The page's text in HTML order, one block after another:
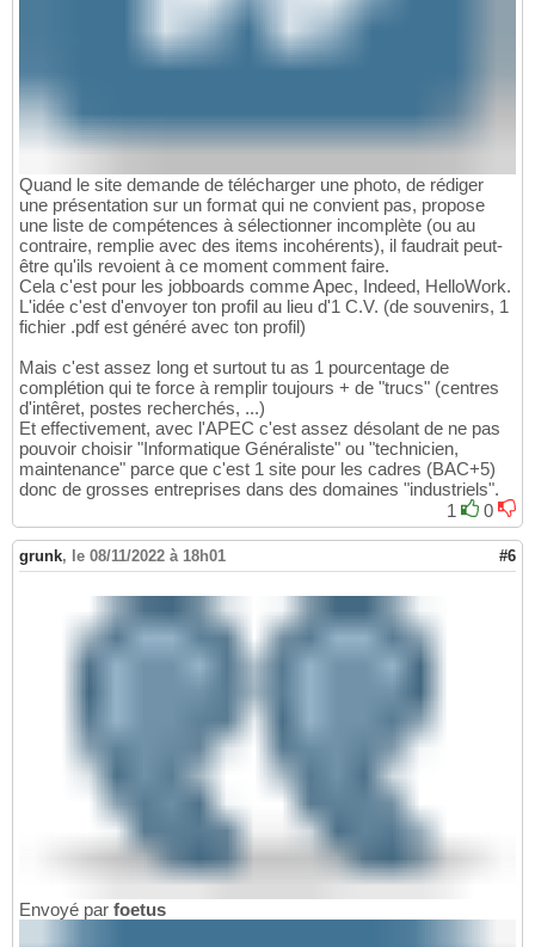
Quand le site demande de télécharger une photo, de rédiger
une présentation sur un format qui ne convient pas, propose
une liste de compétences à sélectionner incomplète (ou au
contraire, remplie avec des items incohérents), il faudrait peut-
être qu'ils revoient à ce moment comment faire.
Cela c'est pour les jobboards comme Apec, Indeed, HelloWork.
L'idée c'est d'envoyer ton profil au lieu d'1 C.V. (de souvenirs, 1
fichier .pdf est généré avec ton profil)
Mais c'est assez long et surtout tu as 1 pourcentage de
complétion qui te force à remplir toujours + de "trucs" (centres
d'intêret, postes recherchés, ...)
Et effectivement, avec l'APEC c'est assez désolant de ne pas
pouvoir choisir "Informatique Généraliste" ou "technicien,
maintenance" parce que c'est 1 site pour les cadres (BAC+5)
donc de grosses entreprises dans des domaines "industriels".
1
0
grunk, le 08/11/2022 à 18h01 #6
Envoyé par foetus